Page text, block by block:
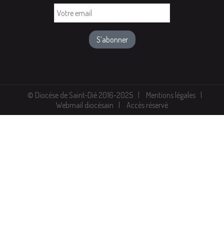
© Diocèse de Saint-Dié 2016-2025
Mentions légales
Webmail diocésain
Accès réservé